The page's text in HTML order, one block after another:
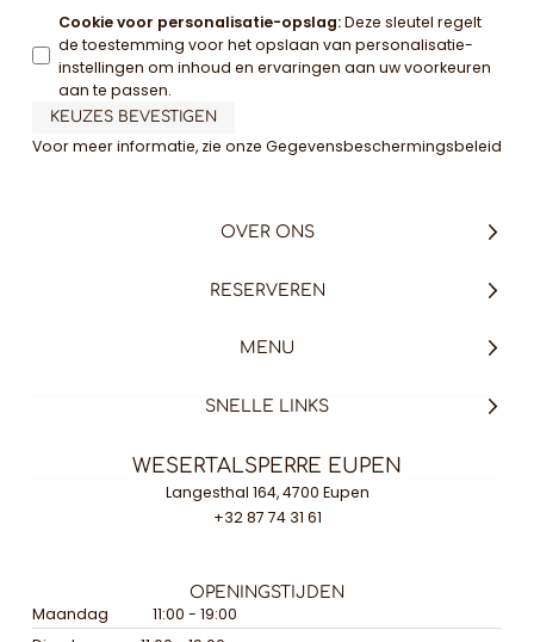
Cookie voor personalisatie-opslag:Deze sleutel regelt
de toestemming voor het opslaan van personalisatie-
instellingen om inhoud en ervaringen aan uw voorkeuren
aan te passen.
KEUZES BEVESTIGEN
Voor meer informatie, zie onze Gegevensbeschermingsbeleid
WESERTALSPERRE EUPEN
OVER ONS
RESERVEREN
MENU
SNELLE LINKS
Langesthal 164, 4700 Eupen
+32 87 74 31 61
OPENINGSTIJDEN
Maandag
11:00 - 19:00